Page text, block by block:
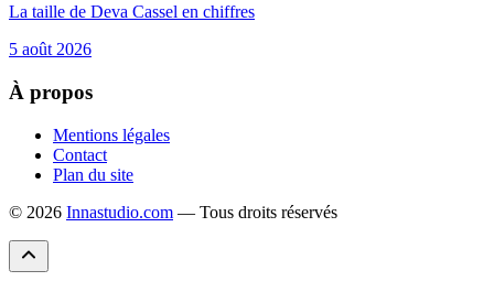
La taille de Deva Cassel en chiffres
5 août 2026
À propos
Mentions légales
Contact
Plan du site
© 2026 Innastudio.com — Tous droits réservés